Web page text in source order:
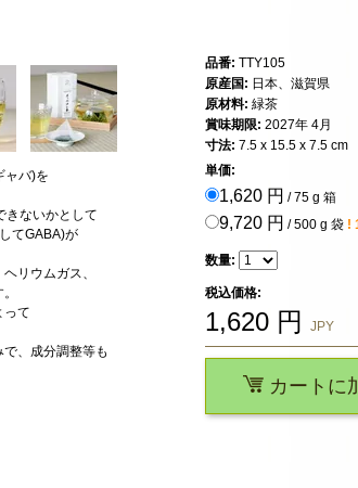
ャバ)を
きないかとして
てGABA)が
リウムガス、
って
、成分調整等も
品番: TTY105
原産国: 日本、滋賀県
原材料: 緑茶
賞味期限: 2027年 4月
寸法: 7.5 x 15.5 x 7.5 cm
単価:
1,620 円 / 75 g 箱
9,720 円 / 500 g 袋 !
数量:
税込価格:
1,620 円 JPY
カートに